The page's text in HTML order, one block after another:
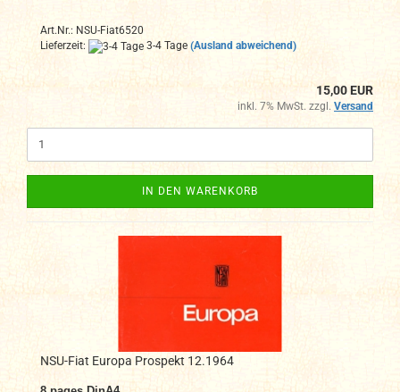
Art.Nr.: NSU-Fiat6520
Lieferzeit:
3-4 Tage (Ausland abweichend)
15,00 EUR
inkl. 7% MwSt. zzgl. Versand
IN DEN WARENKORB
NSU-Fiat Europa Prospekt 12.1964